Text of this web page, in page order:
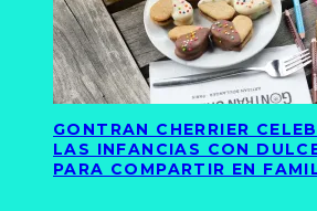
GONTRAN CHERRIER
LAS INFANCIAS CON
PARA COMPARTIR EN